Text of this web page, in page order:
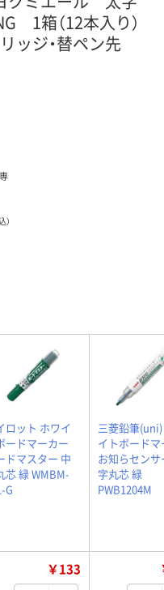
1箱（12本入り）
ッジ・替ペン先
）
ロット ホワイ
ードマーカー
ドマスター 中
芯 緑 WMBM-
G
三菱鉛筆
イトボード
お知らセンサ
字丸芯 緑
PWB1204M
￥133